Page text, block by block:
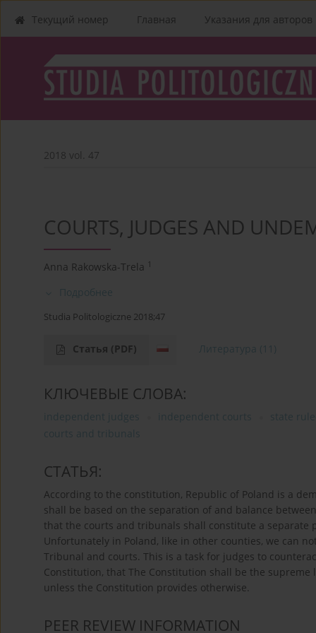
Текущий номер Главная Указания для aвторов
2018 vol. 47
COURTS, JUDGES AND
Anna Rakowska-Trela 1
Подробнее
Studia Politologiczne 2018;47
Статья (PDF) Литература (11)
КЛЮЧЕВЫЕ СЛОВА:
independent judges independent courts state
courts and tribunals
СТАТЬЯ:
According to the constitution, Republic of Poland is a
shall be based on the separation of and balance
that the courts and tribunals shall constitute a
Unfortunately in Poland, like in other counties, we can
Tribunal and courts. This is a task for judges to
Constitution, that The Constitution shall be the
unless the Constitution provides otherwise.
PEER REVIEW INFORMATION